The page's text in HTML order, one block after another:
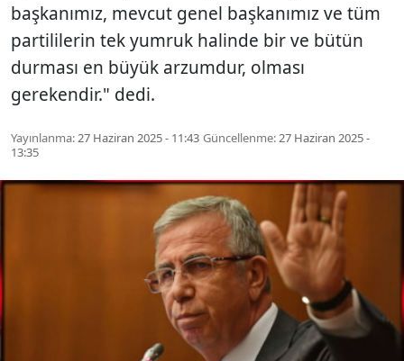
başkanımız, mevcut genel başkanımız ve tüm
partililerin tek yumruk halinde bir ve bütün
durması en büyük arzumdur, olması
gerekendir." dedi.
Yayınlanma:27 Haziran 2025 - 11:43 Güncellenme:27 Haziran 2025 -
13:35